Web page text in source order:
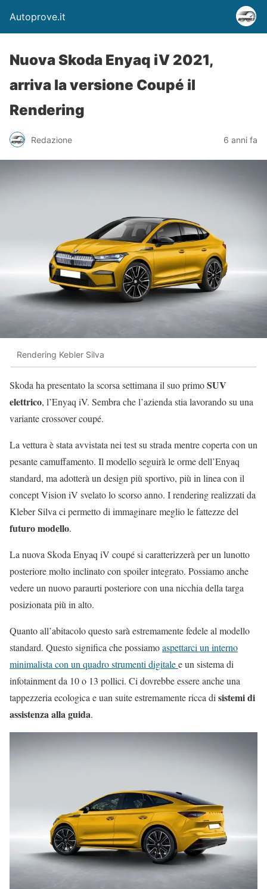
Autoprove.it
Nuova Skoda Enyaq iV 2021,
arriva la versione Coupé il
Rendering
Redazione 6 anni fa
Rendering Kebler Silva
Skoda ha presentato la scorsa settimana il suo primoSUV
elettrico, l’Enyaq iV. Sembra che l’azienda stia lavorando su una
variante crossover coupé.
La vettura è stata avvistata nei test su strada mentre coperta con un
pesante camuffamento. Il modello seguirà le orme dell’Enyaq
standard, ma adotterà un design più sportivo, più in linea con il
concept Vision iV svelato lo scorso anno. I rendering realizzati da
Kleber Silva ci permetto di immaginare meglio le fattezze del
futuro modello.
La nuova Skoda Enyaq iV coupé si caratterizzerà per un lunotto
posteriore molto inclinato con spoiler integrato. Possiamo anche
vedere un nuovo paraurti posteriore con una nicchia della targa
posizionata più in alto.
Quanto all’abitacolo questo sarà estremamente fedele al modello
standard. Questo significa che possiamoaspettarci un interno
minimalista con un quadro strumenti digitalee un sistema di
infotainment da 10 o 13 pollici. Ci dovrebbe essere anche una
tappezzeria ecologica e uan suite estremamente ricca disistemi di
assistenza alla guida.